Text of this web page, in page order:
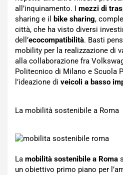
all’inquinamento. I mezzi di
sharing e il
bike sharing,
città, che ha visto diversi
dell’ecocompatibilità. Basti
mobility per la realizzazione di
alla collaborazione fra
Politecnico di Milano e Scuola
l’ideazione di veicoli a basso
La mobilità sostenibile a Roma
La mobilità sostenibile a Roma
un obiettivo primo piano per